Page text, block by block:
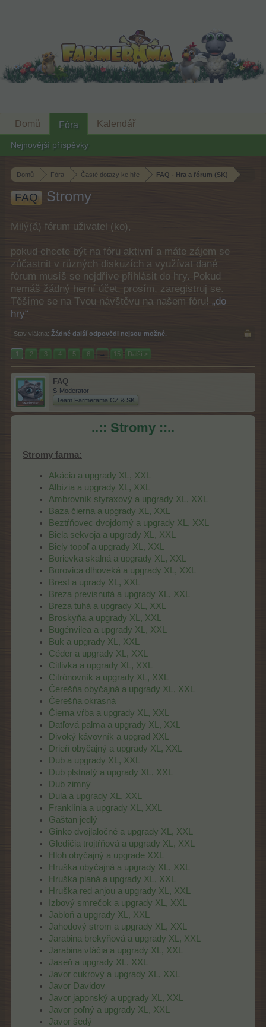
Domů Fóra Časté dotazy ke hře FAQ - Hra a fórum (SK)
FAQ Stromy
Milý(á) fórum uživatel (ko),
pokud chcete být na fóru aktivní a máte zájem se
zúčastnit v různých diskuzích a využívat dané
fórum musíš se nejdříve přihlásit do hry. Pokud
nemáš žádný herní účet, prosím, zaregistruj se.
Těšíme se na Tvou návštěvu na našem fóru! „do
hry“
Stav vlákna: Žádné další odpovědi nejsou možné.
1 2 3 4 5 6 → 15 Další >
FAQ
S-Moderator
Team Farmerama CZ & SK
..:: Stromy ::..
Stromy farma:
Akácia a upgrady XL, XXL
Albízia a upgrady XL, XXL
Ambrovník styraxový a upgrady XL, XXL
Baza čierna a upgrady XL, XXL
Beztŕňovec dvojdomý a upgrady XL, XXL
Biela sekvoja a upgrady XL, XXL
Biely topoľ a upgrady XL, XXL
Borievka skalná a upgrady XL, XXL
Borovica dlhoveká a upgrady XL, XXL
Brest a uprady XL, XXL
Breza previsnutá a upgrady XL, XXL
Breza tuhá a upgrady XL, XXL
Broskyňa a upgrady XL, XXL
Bugénvilea a upgrady XL, XXL
Buk a upgrady XL, XXL
Céder a upgrady XL, XXL
Citlivka a upgrady XL, XXL
Citrónovník a upgrady XL, XXL
Čerešňa obyčajná a upgrady XL, XXL
Čerešňa okrasná
Čierna vŕba a upgrady XL, XXL
Datľová palma a upgrady XL, XXL
Divoký kávovník a upgrad XXL
Drieň obyčajný a upgrady XL, XXL
Dub a upgrady XL, XXL
Dub plstnatý a upgrady XL, XXL
Dub zimný
Dula a upgrady XL, XXL
Franklínia a upgrady XL, XXL
Gaštan jedlý
Ginko dvojlaločné a upgrady XL, XXL
Gledíčia trojtŕňová a upgrady XL, XXL
Hloh obyčajný a upgrade XXL
Hruška obyčajná a upgrady XL, XXL
Hruška planá a upgrady XL, XXL
Hruška red anjou a upgrady XL, XXL
Izbový smrečok a upgrady XL, XXL
Jabloň a upgrady XL, XXL
Jahodový strom a upgrady XL, XXL
Jarabina brekyňová a upgrady XL, XXL
Jarabina vtáčia a upgrady XL, XXL
Jaseň a upgrady XL, XXL
Javor cukrový a upgrady XL, XXL
Javor Davidov
Javor japonský a upgrady XL, XXL
Javor poľný a upgrady XL, XXL
Javor šedý
Domů Fóra
Nejnovější příspěvky
Kalendář